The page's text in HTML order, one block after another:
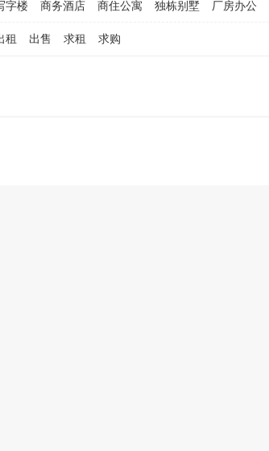
字楼 商务酒店 商住公寓 独栋别墅 厂房办公
租 出售 求租 求购